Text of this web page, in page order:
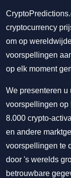
cryptocurrency
om op
voorspellingen
op elk moment
We presenteren
voorspellingen op
8.000 crypto-
en andere
voorspellingen te
door 's werelds
betrouwbare